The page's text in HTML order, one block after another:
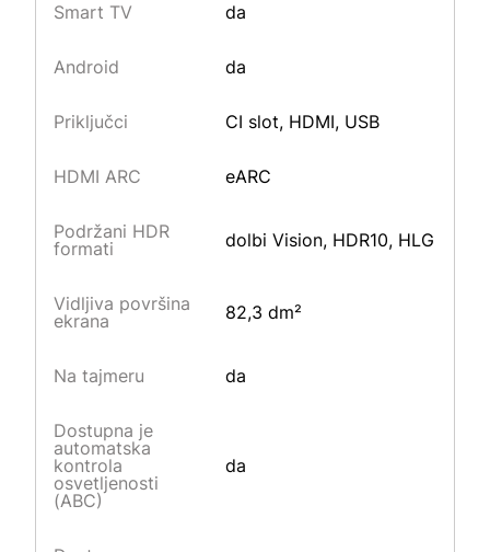
Smart TV da
Android da
Priključci CI slot, HDMI, USB
HDMI ARC eARC
Podržani HDR
formati
dolbi Vision, HDR10, HLG
Vidljiva površina
ekrana
82,3 dm²
Na tajmeru da
Dostupna je
automatska
kontrola
osvetljenosti
(ABC)
da